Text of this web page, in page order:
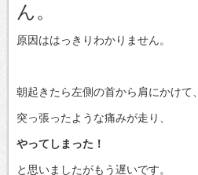
ん。
原因ははっきりわかりません。
朝起きたら左側の首から肩にかけて、
突っ張ったような痛みが走り、
やってしまった！
と思いましたがもう遅いです。